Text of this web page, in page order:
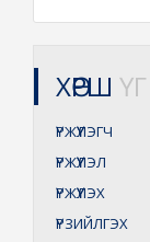
ХӨРШ ҮГ
ҮРЖҮҮЛЭГЧ
ҮРЖҮҮЛЭЛ
ҮРЖҮҮЛЭХ
ҮРЗИЙЛГЭХ